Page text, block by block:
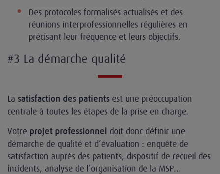
Des protocoles formalisés actualisés et des
réunions interprofessionnelles régulières en
précisant leur fréquence et leurs objectifs.
#3 La démarche qualité
La satisfaction des patients est une préoccupation
centrale à toutes les étapes de la prise en charge.
Votre projet professionnel doit donc définir une
démarche de qualité et d’évaluation : enquête de
satisfaction auprès des patients, dispositif de recueil des
incidents, analyse de l’organisation de la MSP...